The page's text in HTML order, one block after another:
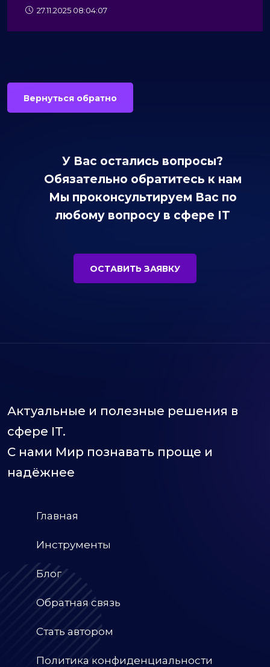
27.11.2025 08:04:07
Вернуться обратно
У Вас остались вопросы?
Обязательно обратитесь к нам
Мы проконсультируем Вас по
любому вопросу в сфере IT
ОСТАВИТЬ ЗАЯВКУ
Актуальные и полезные решения в
сфере IT.
С нами Мир познавать проще и
надёжнее
Главная
Инструменты
Блог
Обратная связь
Стать автором
Политика конфиденциальности